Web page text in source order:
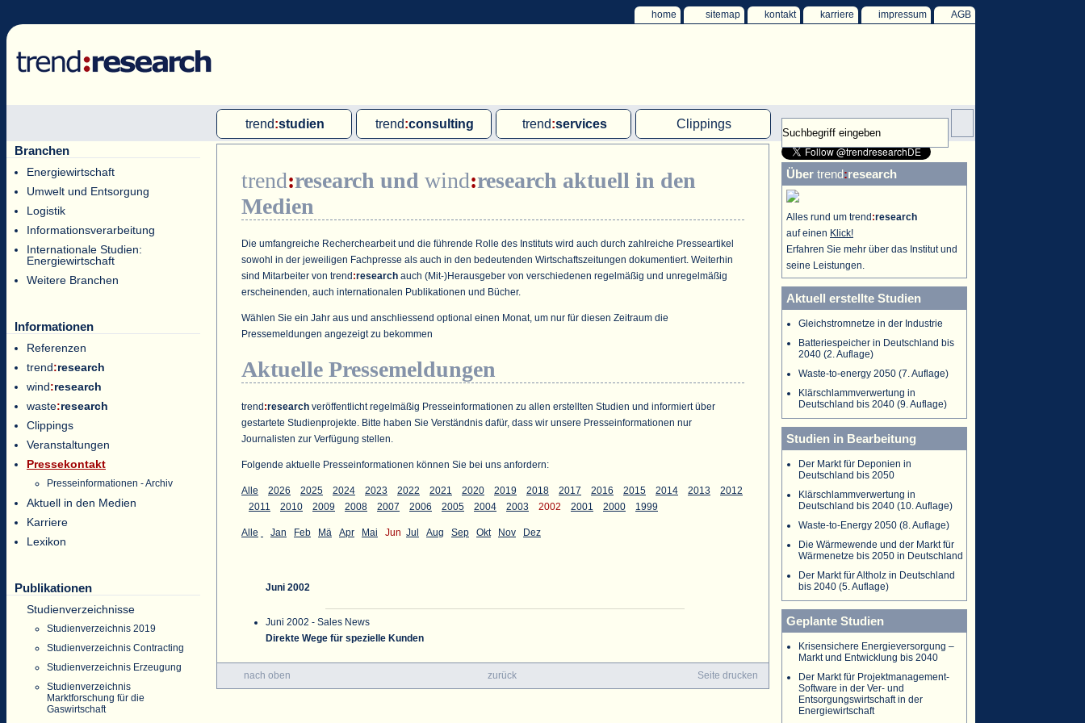
AGB
impressum
karriere
kontakt
sitemap
home
trend:studien
Single-Client-Studien
Internationale Markt Reports
trend:consulting
Due Diligence
trend:services
Gutachten
PAP-Clipping
Mitarbeiterbefragung
Marktforschungsmanagement
Clippings
MVA und MHKW
Branchen
Energiewirtschaft
Umwelt und Entsorgung
Logistik
Informationsverarbeitung
Internationale Studien:
Energiewirtschaft
Weitere Branchen
Informationen
Referenzen
trend:research
wind:research
waste:research
Clippings
Veranstaltungen
Pressekontakt
Presseinformationen - Archiv
Aktuell in den Medien
Karriere
Lexikon
Publikationen
Studienverzeichnisse
Studienverzeichnis 2019
Studienverzeichnis Contracting
Studienverzeichnis Erzeugung
Studienverzeichnis
Marktforschung für die
Gaswirtschaft
trend:research und wind:research aktuell in den
Medien
Die umfangreiche Recherchearbeit und die führende Rolle des Instituts wird auch durch zahlreiche Presseartikel
sowohl in der jeweiligen Fachpresse als auch in den bedeutenden Wirtschaftszeitungen dokumentiert. Weiterhin
sind Mitarbeiter von trend:research auch (Mit-)Herausgeber von verschiedenen regelmäßig und unregelmäßig
erscheinenden, auch internationalen Publikationen und Bücher.
Wählen Sie ein Jahr aus und anschliessend optional einen Monat, um nur für diesen Zeitraum die
Pressemeldungen angezeigt zu bekommen
Aktuelle Pressemeldungen
trend :research veröffentlicht regelmäßig Presseinformationen zu allen erstellten Studien und informiert über
gestartete Studienprojekte. Bitte haben Sie Verständnis dafür, dass wir unsere Presseinformationen nur
Journalisten zur Verfügung stellen.
Folgende aktuelle Presseinformationen können Sie bei uns anfordern:
Alle 2026 2025 2024 2023 2022 2021 2020 2019 2018 2017 2016 2015 2014 2013
2012
2011
2010 2009 2008 2007 2006 2005 2004 2003 2002 2001 2000 1999
Alle Jan Feb Mä Apr Mai Jun Jul Aug Sep Okt Nov Dez
Juni 2002
Juni 2002 - Sales News
Direkte Wege für spezielle Kunden
nach oben zurück Seite drucken
Über trend:research
Alles rund um trend :research
auf einen Klick!
Erfahren Sie mehr über das Institut und
seine Leistungen.
Aktuell erstellte Studien
Gleichstromnetze in der Industrie
Batteriespeicher in Deutschland bis
2040 (2. Auflage)
Waste-to-energy 2050 (7. Auflage)
Klärschlammverwertung in
Deutschland bis 2040 (9. Auflage)
Studien in Bearbeitung
Der Markt für Deponien in
Deutschland bis 2050
Klärschlammverwertung in
Deutschland bis 2040 (10. Auflage)
Waste-to-Energy 2050 (8. Auflage)
Die Wärmewende und der Markt für
Wärmenetze bis 2050 in Deutschland
Der Markt für Altholz in Deutschland
bis 2040 (5. Auflage)
Geplante Studien
Krisensichere Energieversorgung –
Markt und Entwicklung bis 2040
Der Markt für Projektmanagement-
Software in der Ver- und
Entsorgungswirtschaft in der
Energiewirtschaft